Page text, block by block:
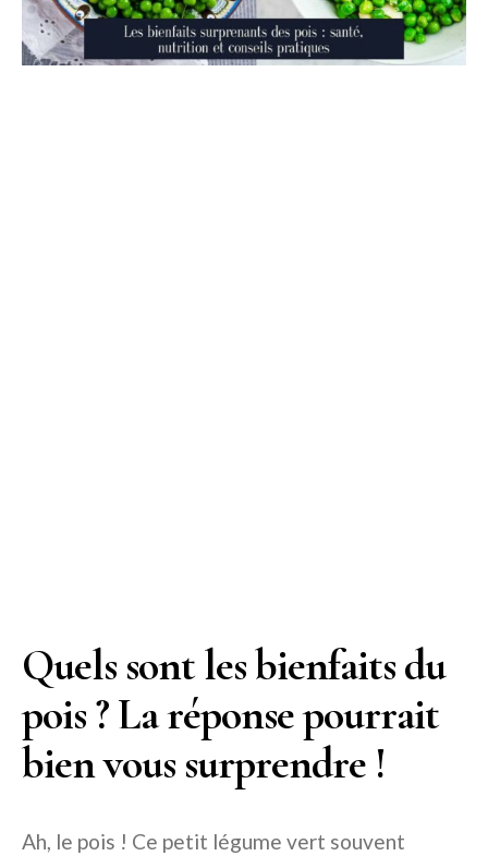
Quels sont les bienfaits du
pois ? La réponse pourrait
bien vous surprendre !
Ah, le pois ! Ce petit légume vert souvent